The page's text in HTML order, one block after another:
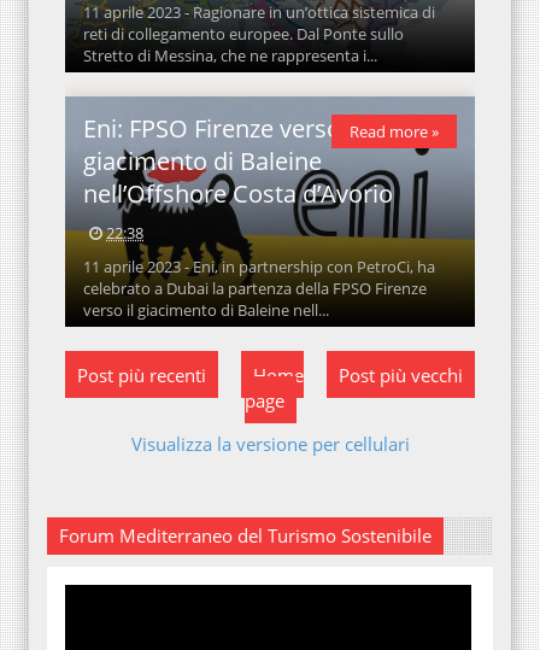
11 aprile 2023 - Ragionare in un’ottica sistemica di
reti di collegamento europee. Dal Ponte sullo
Stretto di Messina, che ne rappresenta i...
Eni: FPSO Firenze verso il
giacimento di Baleine
nell’Offshore Costa d’Avorio
22:38
11 aprile 2023 - Eni, in partnership con PetroCi, ha
celebrato a Dubai la partenza della FPSO Firenze
verso il giacimento di Baleine nell...
Read more »
Post più recenti Post più vecchi
Home
page
Visualizza la versione per cellulari
Forum Mediterraneo del Turismo Sostenibile